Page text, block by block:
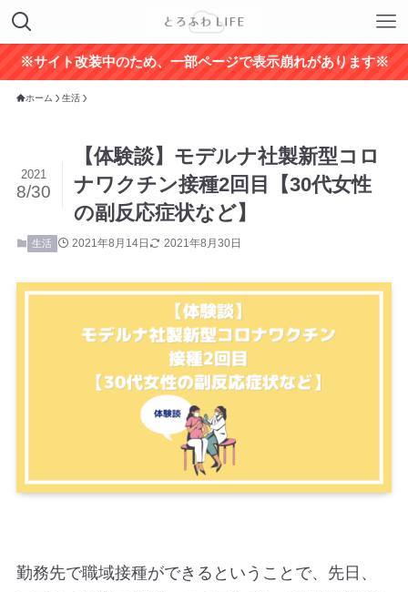
※サイト改装中のため、一部ページで表示崩れがあります※
ホーム 生活
【体験談】モデルナ社製新型コロ
ナワクチン接種2回目【30代女性
の副反応症状など】
2021
8/30
生活 2021年8月14日 2021年8月30日
勤務先で職域接種ができるということで、先日、